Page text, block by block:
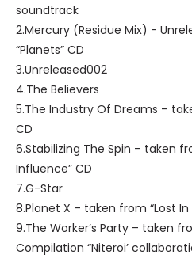
soundtrack
2.Mercury (Residue Mix) -
“Planets” CD
3.Unreleased002
4.The Believers
5.The Industry Of Dreams –
CD
6.Stabilizing The Spin – taken
Influence” CD
7.G-Star
8.Planet X – taken from “Lost In
9.The Worker’s Party – taken
Compilation “Niteroi’